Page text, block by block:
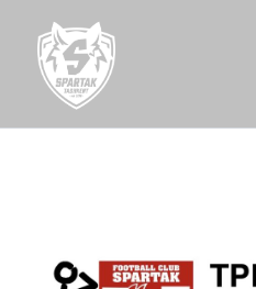
содержимому